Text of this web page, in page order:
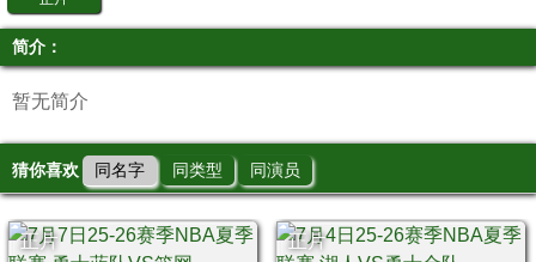
简介：
暂无简介
猜你喜欢 同名字 同类型 同演员
正片 正片